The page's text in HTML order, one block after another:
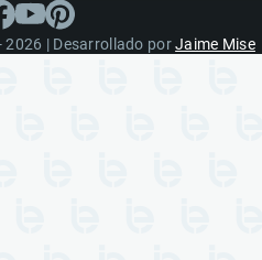
| Desarrollado porJaime Mise